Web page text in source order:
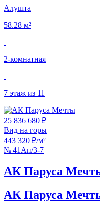
Алушта
58.28 м²
2‑комнатная
7 этаж из 11
25 836 680 ₽
Вид на горы
443 320 ₽/м²
№ 41Ап/3-7
АК Паруса
АК Паруса